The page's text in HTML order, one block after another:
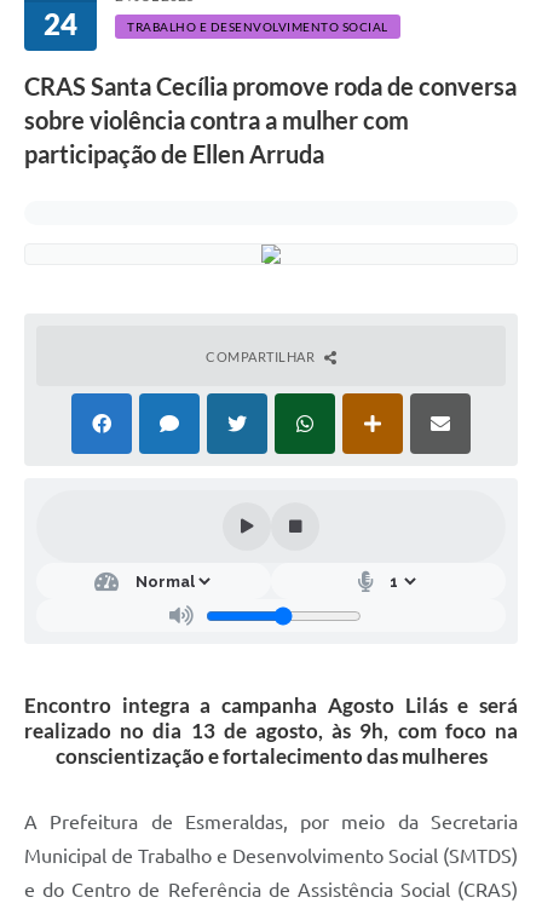
24 TRABALHO E DESENVOLVIMENTO SOCIAL
CRAS Santa Cecília promove roda de conversa
sobre violência contra a mulher com
participação de Ellen Arruda
COMPARTILHAR
Encontro integra a campanha Agosto Lilás e será
realizado no dia 13 de agosto, às 9h, com foco na
conscientização e fortalecimento das mulheres
A Prefeitura de Esmeraldas, por meio da Secretaria
Municipal de Trabalho e Desenvolvimento Social (SMTDS)
e do Centro de Referência de Assistência Social (CRAS)